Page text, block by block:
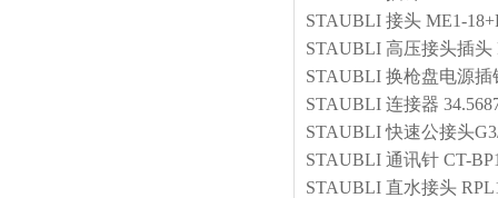
STAUBLI 接头 ME1-
STAUBLI 高压接头插头
STAUBLI 换枪盘电源插
STAUBLI 连接器
STAUBLI 快速公接头
STAUBLI 通讯针 CT-
STAUBLI 直水接头